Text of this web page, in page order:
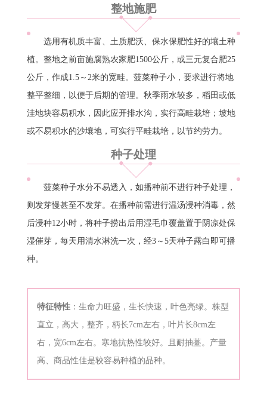
整地施肥
选用有机质丰富、土质肥沃、保水保肥性好的壤土种
植。整地之前亩施腐熟农家肥1500公斤，或三元复合肥25
公斤，作成1.5～2米的宽畦。菠菜种子小，要求进行将地
整平整细，以便于后期的管理。秋季雨水较多，稻田或低
洼地块容易积水，因此应开排水沟，实行高畦栽培；坡地
或不易积水的沙壤地，可实行平畦栽培，以节约劳力。
种子处理
菠菜种子水分不易透入，如播种前不进行种子处理，
则发芽慢甚至不发芽。在播种前需进行温汤浸种消毒，然
后浸种12小时，将种子捞出后用湿毛巾覆盖置于阴凉处保
湿催芽，每天用清水淋洗一次，经3～5天种子露白即可播
种。
特征特性：生命力旺盛，生长快速，叶色亮绿。株型
直立，高大，整齐，柄长7cm左右，叶片长8cm左
右，宽6cm左右。寒地抗热性较好。且耐抽薹。产量
高、商品性佳是较容易种植的品种。